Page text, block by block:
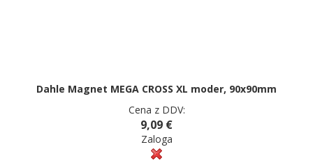
Dahle Magnet MEGA CROSS XL moder, 90x90mm
Cena z DDV:
9,09 €
Zaloga